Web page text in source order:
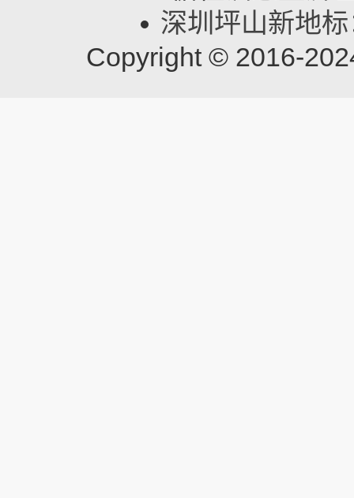
深圳坪山新地
Copyright © 2016-